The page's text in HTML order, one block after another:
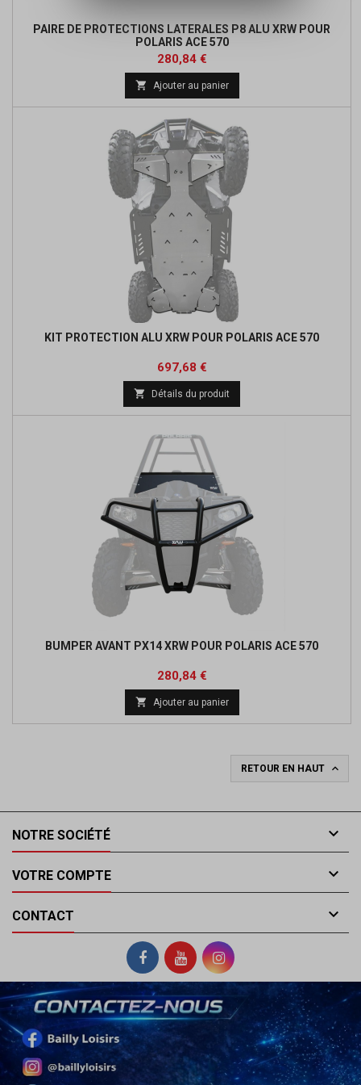
PAIRE DE PROTECTIONS LATERALES P8 ALU XRW POUR
POLARIS ACE 570
Prix
280,84 €Prix
de
base
 Ajouter au panier
KIT PROTECTION ALU XRW POUR POLARIS ACE 570
Prix
697,68 €Prix
de
base
 Détails du produit
BUMPER AVANT PX14 XRW POUR POLARIS ACE 570
Prix
280,84 €Prix
de
base
 Ajouter au panier
RETOUR EN HAUT 
NOTRE SOCIÉTÉ 
VOTRE COMPTE 
CONTACT 